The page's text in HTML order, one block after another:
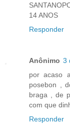
14 ANOS
Responder
Anônimo 3
por acaso
posebon ,
braga , de
com que
Responder